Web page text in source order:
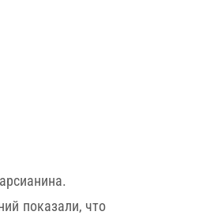
показали, что